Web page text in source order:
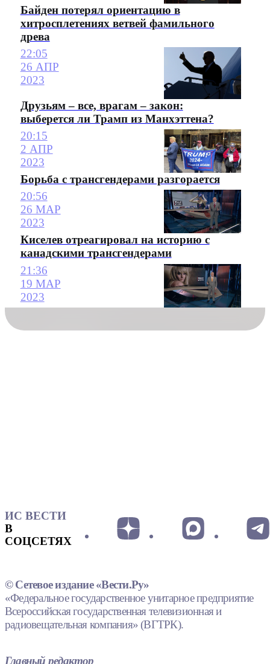
Байден потерял ориентацию в
хитросплетениях ветвей фамильного
древа
22:05
26 АПР
2023
Друзьям – все, врагам – закон:
выберется ли Трамп из Манхэттена?
20:15
2 АПР
2023
Борьба с трансгендерами разгорается
20:56
26 МАР
2023
Киселев отреагировал на историю с
канадскими трансгендерами
21:36
19 МАР
2023
ИС ВЕСТИ
В
СОЦСЕТЯХ
© Сетевое издание «Вести.Ру»
«Федеральное государственное унитарное предприятие
Всероссийская государственная телевизионная и
радиовещательная компания» (ВГТРК).
Главный редактор